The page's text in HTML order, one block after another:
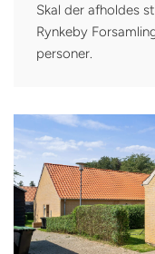
Skal der afholdes
Rynkeby
personer.